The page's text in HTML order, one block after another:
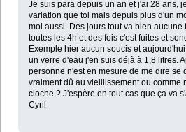
Je suis para depuis un an et j'ai 28 ans,
variation que toi mais depuis plus d'un
moi aussi. Des jours tout va bien aucune
toutes les 4h et des fois c'est fuites et
Exemple hier aucun soucis et
un verre d'eau j'en suis déjà à 1,8 litres.
personne n'est en mesure de me dire se
vraiment dû au vieillissement ou comme
cloche ? J'espère en tout cas que ça va
Cyril